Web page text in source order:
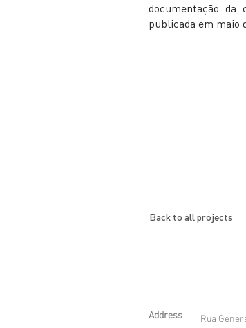
documentação
publicada em maio
Back to all projects
Address Rua